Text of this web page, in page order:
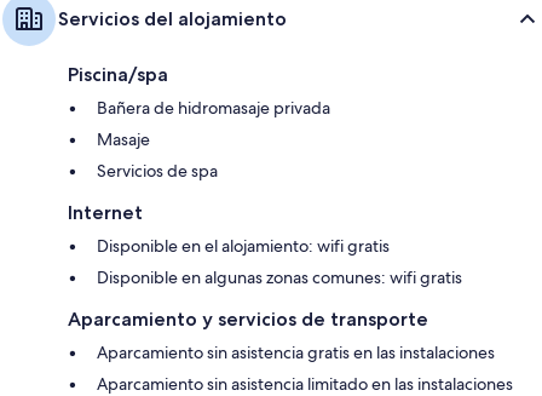
Duchas y champú
Patios privados, utensilios de cocina y hervidores eléctricos
Servicios del alojamiento
Piscina/spa
Bañera de hidromasaje privada
Masaje
Servicios de spa
Internet
Disponible en el alojamiento: wifi gratis
Disponible en algunas zonas comunes: wifi gratis
Aparcamiento y servicios de transporte
Aparcamiento sin asistencia gratis en las instalaciones
Aparcamiento sin asistencia limitado en las instalaciones